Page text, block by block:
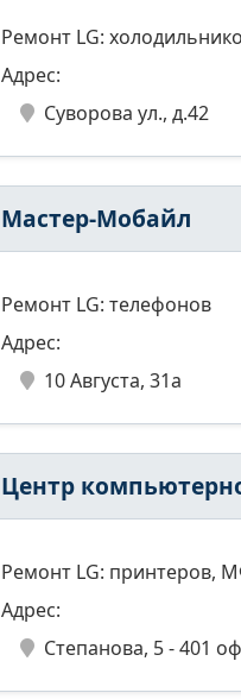
Ремонт LG:
Адрес:
Суворова ул., д.42
Мастер-Мобайл
Ремонт LG: телефонов
Адрес:
10 Августа, 31а
Центр
Ремонт LG: принтеров,
Адрес:
Степанова, 5 - 401